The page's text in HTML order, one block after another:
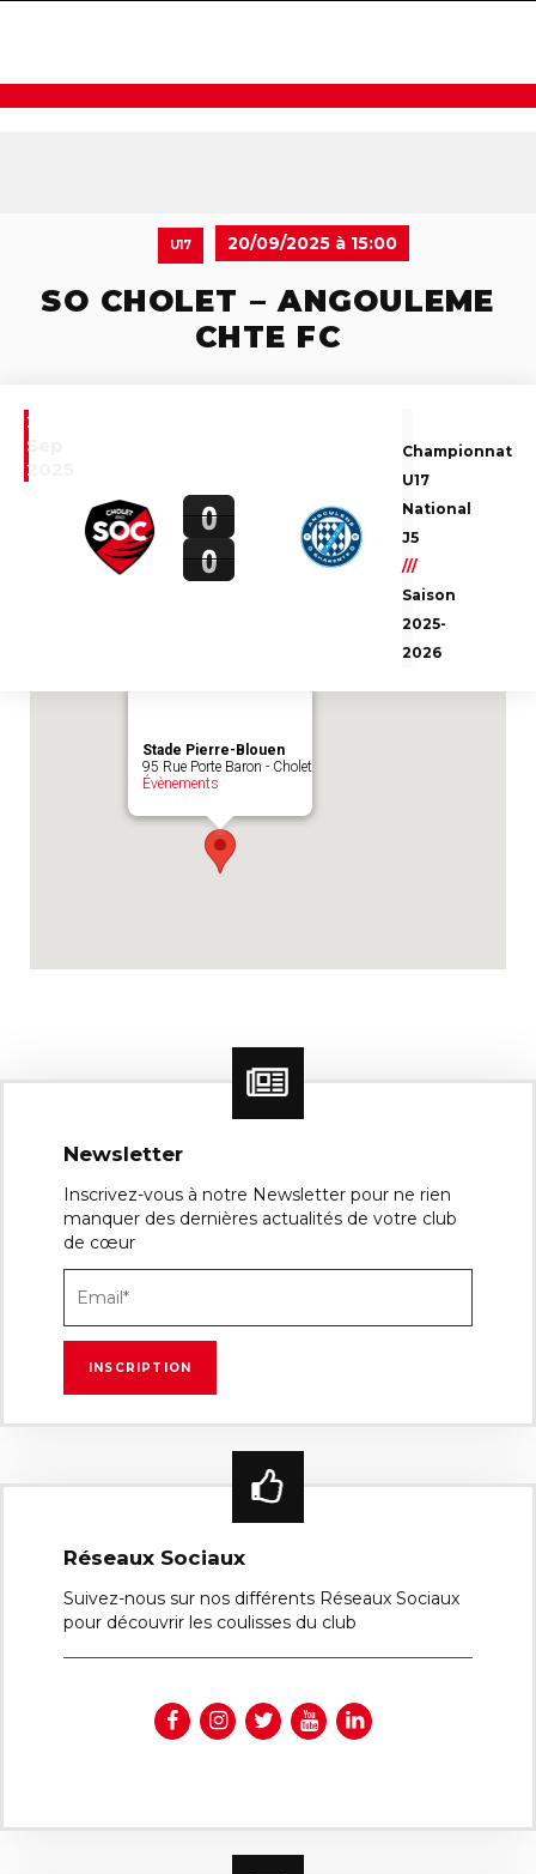
U17 20/09/2025 à 15:00
SO CHOLET – ANGOULEME
CHTE FC
20
Sep
2025
0
0
Championnat
U17
National
J5
///
Saison
2025-
2026
Emplacement du match :Stade Pierre-
Stade Pierre-Blouen
95 Rue Porte Baron - Cholet
Évènements
Newsletter
Inscrivez-vous à notre Newsletter pour ne rien
manquer des dernières actualités de votre club
de cœur
Réseaux Sociaux
Suivez-nous sur nos différents Réseaux Sociaux
pour découvrir les coulisses du club